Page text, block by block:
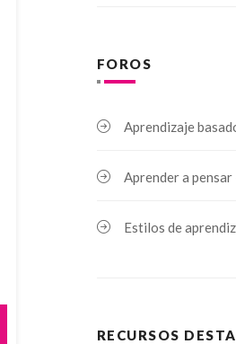
FOROS
Aprendizaje
Aprender a
Estilos de
RECURSOS